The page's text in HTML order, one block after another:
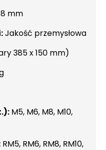
mm
Jakość przemysłowa
385 x 150 mm)
M5, M6, M8, M10,
RM5, RM6, RM8, RM10,